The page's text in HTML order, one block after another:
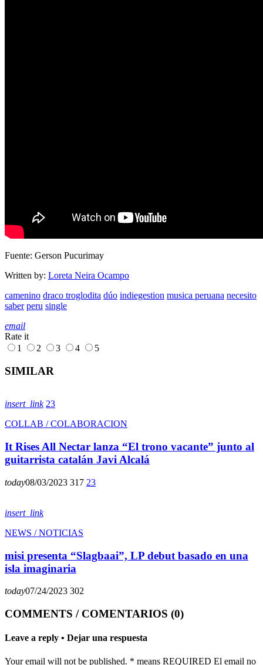
Fuente: Gerson Pucurimay
Written by: Loreta Neira Ocampo
camenino draco troglodita dúo indiegestion musica peruana necesito
saber peru single
email
Rate it
1
2 3 4 5
SIMILAR
insert_link 23
COLLAB / COLABORACION
It Rises All Nectar lanza “El trono vacante” junto al
guitarrista catalán Javi Alcalá
today08/03/2023 317 23
insert_link
NEWS / NOTICIAS
misi presenta “Slagbaai”, LP debut basado en una
isla imaginaria
today07/24/2023 302
COMMENTS / COMENTARIOS (0)
Leave a reply • Dejar una respuesta
Your email will not be published. * means REQUIRED El email no